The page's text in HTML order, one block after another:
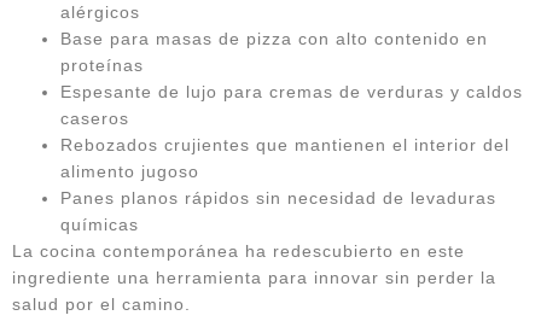
alérgicos
Base para masas de pizza con alto contenido en
proteínas
Espesante de lujo para cremas de verduras y caldos
caseros
Rebozados crujientes que mantienen el interior del
alimento jugoso
Panes planos rápidos sin necesidad de levaduras
químicas
La cocina contemporánea ha redescubierto en este
ingrediente una herramienta para innovar sin perder la
salud por el camino.